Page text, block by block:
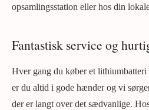
opsamlingsstation eller hos din
Fantastisk service og
Hver gang du køber et lithiumbatteri
er du altid i gode hænder og vi
der er langt over det sædvanlige.